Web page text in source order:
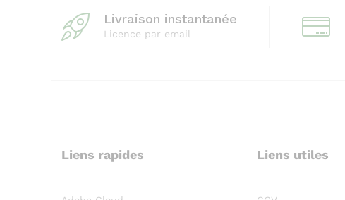
Livraison instantanée
Licence par email
Liens rapides Liens utiles